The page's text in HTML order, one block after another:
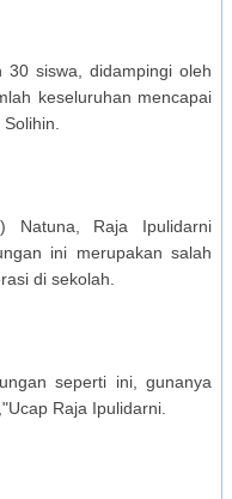
siswa, didampingi oleh
keseluruhan mencapai
Natuna, Raja Ipulidarni
ini merupakan salah
di sekolah.
seperti ini, gunanya
Raja Ipulidarni.